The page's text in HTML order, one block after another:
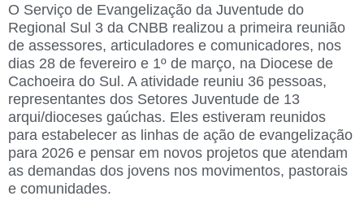
O Serviço de Evangelização da Juventude do
Regional Sul 3 da CNBB realizou a primeira reunião
de assessores, articuladores e comunicadores, nos
dias 28 de fevereiro e 1º de março, na Diocese de
Cachoeira do Sul. A atividade reuniu 36 pessoas,
representantes dos Setores Juventude de 13
arqui/dioceses gaúchas. Eles estiveram reunidos
para estabelecer as linhas de ação de evangelização
para 2026 e pensar em novos projetos que atendam
as demandas dos jovens nos movimentos, pastorais
e comunidades.